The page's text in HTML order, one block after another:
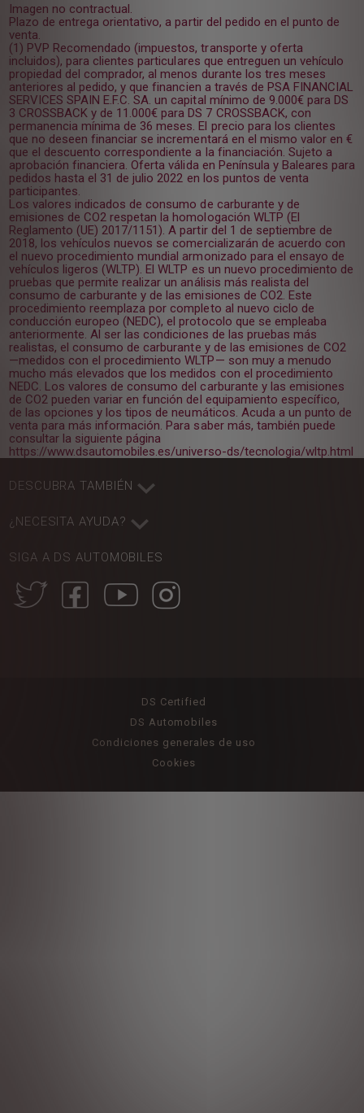
Imagen no contractual.
Plazo de entrega orientativo, a partir del pedido en el punto de
venta.
(1) PVP Recomendado (impuestos, transporte y oferta
incluidos), para clientes particulares que entreguen un vehículo
propiedad del comprador, al menos durante los tres meses
anteriores al pedido, y que financien a través de PSA FINANCIAL
SERVICES SPAIN E.F.C. SA. un capital mínimo de 9.000€ para DS
3 CROSSBACK y de 11.000€ para DS 7 CROSSBACK, con
permanencia mínima de 36 meses. El precio para los clientes
que no deseen financiar se incrementará en el mismo valor en €
que el descuento correspondiente a la financiación. Sujeto a
aprobación financiera. Oferta válida en Península y Baleares para
pedidos hasta el 31 de julio 2022 en los puntos de venta
participantes.
Los valores indicados de consumo de carburante y de
emisiones de CO2 respetan la homologación WLTP (El
Reglamento (UE) 2017/1151). A partir del 1 de septiembre de
2018, los vehículos nuevos se comercializarán de acuerdo con
el nuevo procedimiento mundial armonizado para el ensayo de
vehículos ligeros (WLTP). El WLTP es un nuevo procedimiento de
pruebas que permite realizar un análisis más realista del
consumo de carburante y de las emisiones de CO2. Este
procedimiento reemplaza por completo al nuevo ciclo de
conducción europeo (NEDC), el protocolo que se empleaba
anteriormente. Al ser las condiciones de las pruebas más
realistas, el consumo de carburante y de las emisiones de CO2
—medidos con el procedimiento WLTP— son muy a menudo
mucho más elevados que los medidos con el procedimiento
NEDC. Los valores de consumo del carburante y las emisiones
de CO2 pueden variar en función del equipamiento específico,
de las opciones y los tipos de neumáticos. Acuda a un punto de
venta para más información. Para saber más, también puede
consultar la siguiente página
https://www.dsautomobiles.es/universo-ds/tecnologia/wltp.html
DESCUBRA TAMBIÉN
¿NECESITA AYUDA?
SIGA A DS AUTOMOBILES
DS Certified
DS Automobiles
Condiciones generales de uso
Cookies